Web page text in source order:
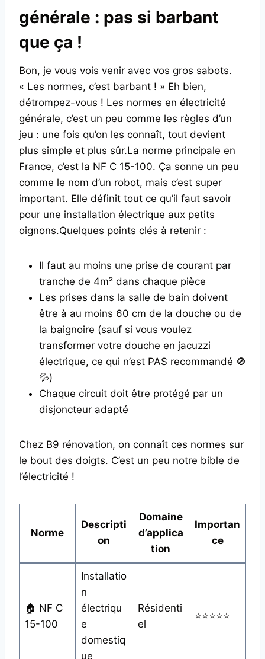
générale : pas si barbant
que ça !
Bon, je vous vois venir avec vos gros sabots.
« Les normes, c’est barbant ! » Eh bien,
détrompez-vous ! Les normes en électricité
générale, c’est un peu comme les règles d’un
jeu : une fois qu’on les connaît, tout devient
plus simple et plus sûr.La norme principale en
France, c’est la NF C 15-100. Ça sonne un peu
comme le nom d’un robot, mais c’est super
important. Elle définit tout ce qu’il faut savoir
pour une installation électrique aux petits
oignons.Quelques points clés à retenir :
Il faut au moins une prise de courant par
tranche de 4m² dans chaque pièce
Les prises dans la salle de bain doivent
être à au moins 60 cm de la douche ou de
la baignoire (sauf si vous voulez
transformer votre douche en jacuzzi
électrique, ce qui n’est PAS recommandé 🚫
💦)
Chaque circuit doit être protégé par un
disjoncteur adapté
Chez B9 rénovation, on connaît ces normes sur
le bout des doigts. C’est un peu notre bible de
l’électricité !
Norme
Descripti
on
Domaine
d’applica
tion
Importan
ce
🏠 NF C
15-100
Installatio
n
électriqu
e
domestiq
ue
Résidenti
el
⭐⭐⭐⭐⭐